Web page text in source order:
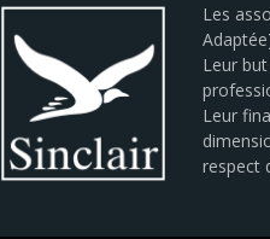
Les
Leur
Leur
respect